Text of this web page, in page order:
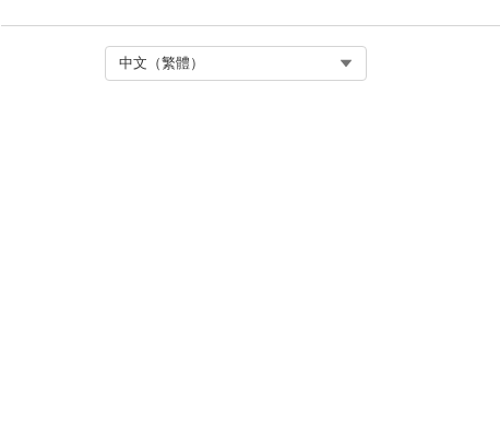
此文章是否解決您的問題？
請讓我們知道，以便我們改進！
中文（繁體）